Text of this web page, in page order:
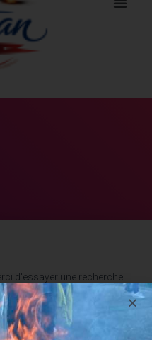
d'essayer une recherche.